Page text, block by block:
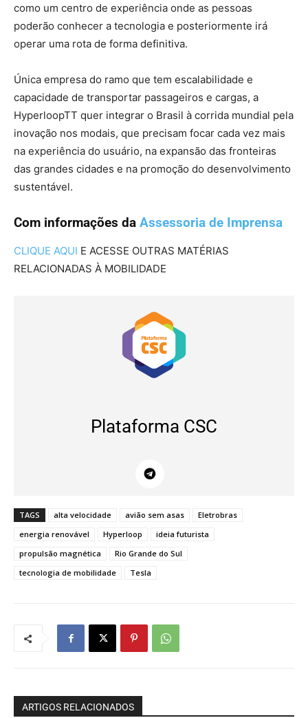
como um centro de experiência onde as pessoas
poderão conhecer a tecnologia e posteriormente irá
operar uma rota de forma definitiva.
Única empresa do ramo que tem escalabilidade e
capacidade de transportar passageiros e cargas, a
HyperloopTT quer integrar o Brasil à corrida mundial pela
inovação nos modais, que precisam focar cada vez mais
na experiência do usuário, na expansão das fronteiras
das grandes cidades e na promoção do desenvolvimento
sustentável.
Com informações da Assessoria de Imprensa
CLIQUE AQUI E ACESSE OUTRAS MATÉRIAS
RELACIONADAS À MOBILIDADE
Plataforma CSC
TAGS alta velocidade avião sem asas
Eletrobras
energia renovável
Hyperloop
ideia futurista
propulsão magnética
Rio Grande do Sul
tecnologia de mobilidade
Tesla
ARTIGOS RELACIONADOS